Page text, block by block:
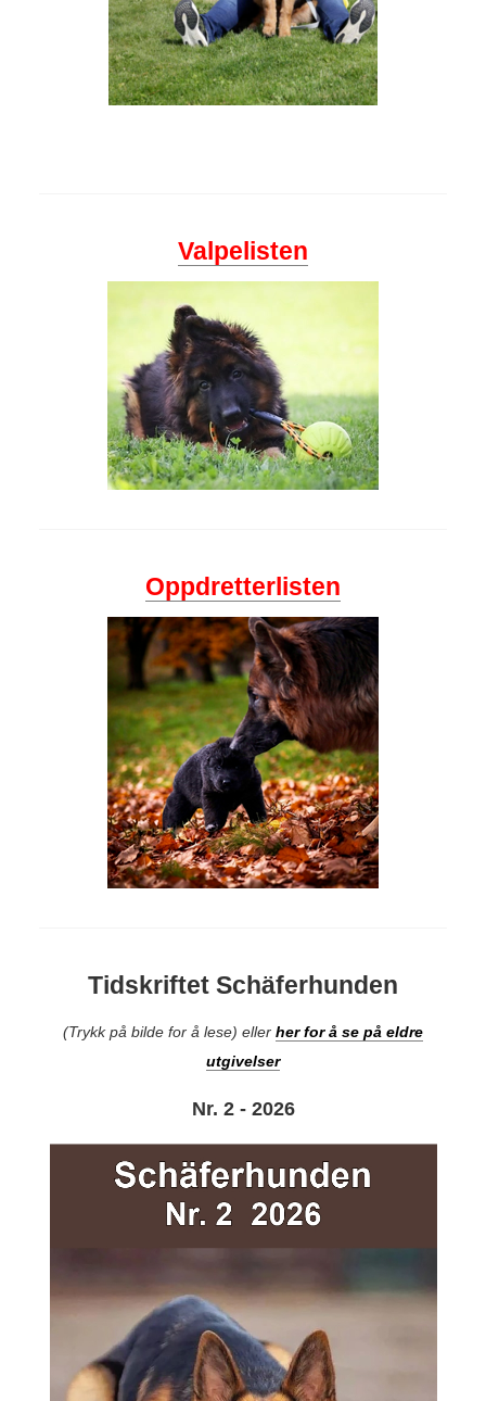
Valpelisten
Oppdretterlisten
Tidskriftet Schäferhunden
(Trykk på bilde for å lese) eller her for å se på eldre
utgivelser
Nr. 2 - 2026